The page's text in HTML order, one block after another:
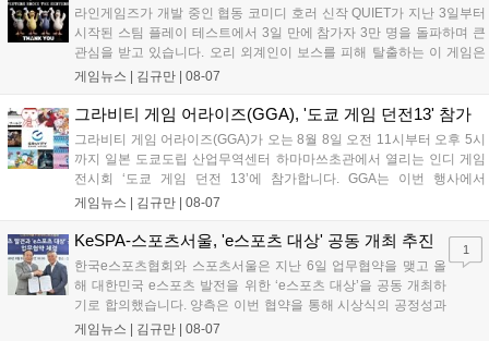
라인게임즈가 개발 중인 협동 코미디 호러 신작 QUIET가 지난 3일부터
시작된 스팀 플레이 테스트에서 3일 만에 참가자 3만 명을 돌파하며 큰
관심을 받고 있습니다. 오리 외계인이 보스를 피해 탈출하는 이 게임은
최대 4인 협동을 지원하며, 소음 관리와 물리 법칙을 활용한 전략적 플레
을 개선 중이며, 상세 정보는 스팀 페이지에서 확인 가능합니다....
게임뉴스 | 김규만 | 08-07
그라비티 게임 어라이즈(GGA), '도쿄 게임 던전13' 참가
그라비티 게임 어라이즈(GGA)가 오는 8월 8일 오전 11시부터 오후 5시
까지 일본 도쿄도립 산업무역센터 하마마쓰초관에서 열리는 인디 게임
전시회 ‘도쿄 게임 던전 13’에 참가합니다. GGA는 이번 행사에서
‘JALECO ARCADE COLLECTION’ 시리즈의 미공개 작품 12종을 최초
입니다. 시연 참여 관람객에게는 선착순으로 특별 굿즈를 증정하며, 인
게임뉴스 | 김규만 | 08-07
KeSPA-스포츠서울, 'e스포츠 대상' 공동 개최 추진
한국e스포츠협회와 스포츠서울은 지난 6일 업무협약을 맺고 올
해 대한민국 e스포츠 발전을 위한 ‘e스포츠 대상’을 공동 개최하
기로 합의했습니다. 양측은 이번 협약을 통해 시상식의 공정성과
전문성을 강화하고 MZ세대를 겨냥한 미디어 영향력을 확대해 e
게임뉴스 | 김규만 | 08-07
1